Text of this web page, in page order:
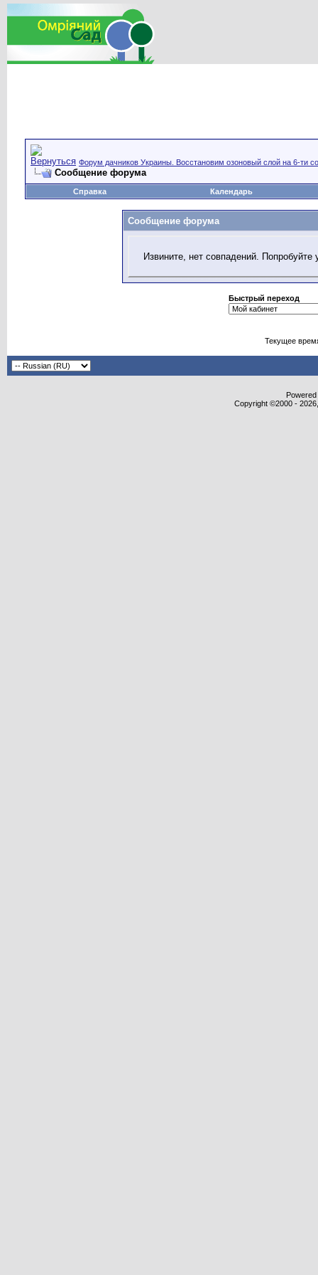
Форум дачников Украины. Восстановим озоновый слой на 6-ти
Сообщение форума
Справка Календарь
Сообщение форума
Извините, нет совпадений.
Быстрый переход
Текущее
Copyright ©2000 -